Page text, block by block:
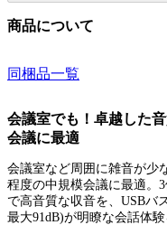
商品について
同梱品一覧
会議室でも！卓越した
会議に最適
会議室など周囲に雑音が少
程度の中規模会議に最適。
で高音質な収音を、USBバ
最大91dB)が明瞭な会話体